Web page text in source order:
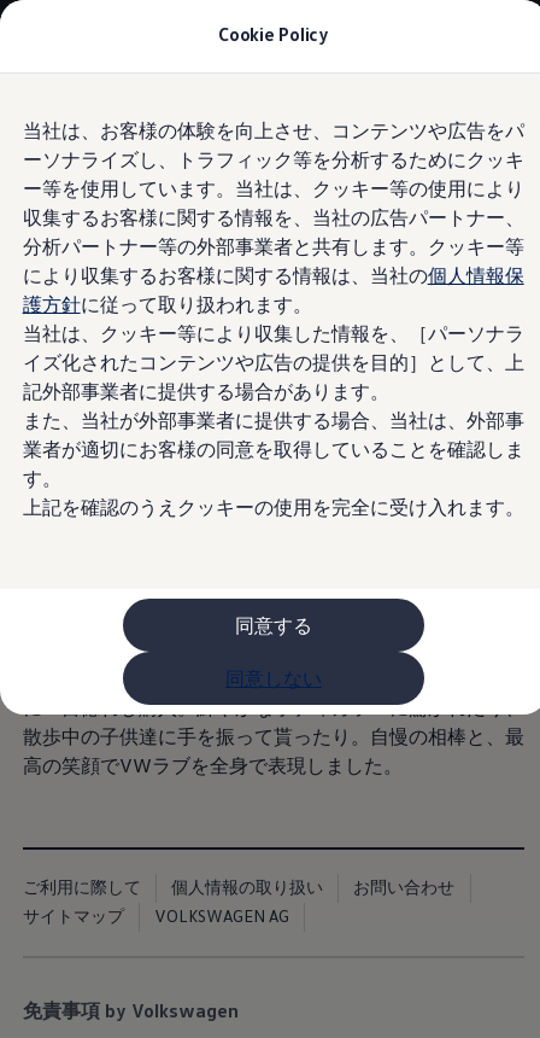
Cookie Policy
当社は、お客様の体験を向上させ、コンテンツや広告をパ
ーソナライズし、トラフィック等を分析するためにクッキ
ー等を使用しています。当社は、クッキー等の使用により
収集するお客様に関する情報を、当社の広告パートナー、
分析パートナー等の外部事業者と共有します。クッキー等
により収集するお客様に関する情報は、当社の個人情報保
護方針に従って取り扱われます。
当社は、クッキー等により収集した情報を、［パーソナラ
イズ化されたコンテンツや広告の提供を目的］として、上
記外部事業者に提供する場合があります。
また、当社が外部事業者に提供する場合、当社は、外部事
業者が適切にお客様の同意を取得していることを確認しま
す。
上記を確認のうえクッキーの使用を完全に受け入れます。
同意する
同意しない
main
content
to
footer
モデル＆見積りシミュレーション
セーフティ マイスター
ID. Buzz
T-Cross
Tiguan
Golf
Golf GTI
Golf R
Golf Variant
Golf R Variant
Passat
ID.4
Polo
Polo GTI
Golf Touran
T-Roc
T-Roc R
フォルクスワーゲンマガジン
キャンペーン/イベント
レビュー動画
オファー
Golf お乗り換えを10万円補助
Tiguan 購入後、5年間の安心サポートが無償
Golf Variant お乗り換えを10万円補助
Volkswagenアンバサダープログラム
ファイナンシャルサービス
ファイナンシャルサービス
フォルクスワーゲン自動車保険プラス
ライフスタイルに合ったプランをみつける
カスタマーポータル 登録・ログイン
Match Maker 登録・ログイン
補助金・エコカー優遇制度
Golf Variant
@yamazaki4246さん
@yamazaki4246さん
私の愛車VW歴は、 Golf4からCross Poloに乗換え7年経過
した頃、 Golf7.5の新色ターメリックイエローメタリック
に一目惚れし購入。鮮やかなボディカラーに驚かれたり、
散歩中の子供達に手を振って貰ったり。自慢の相棒と、最
高の笑顔でVWラブを全身で表現しました。
ご利用に際して 個人情報の取り扱い
お問い合わせ
サイトマップ
VOLKSWAGEN AG
免責事項 by Volkswagen